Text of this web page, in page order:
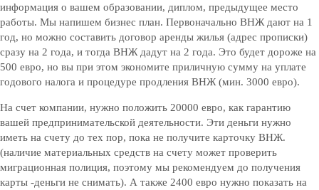
информация о вашем образовании, диплом, предыдущее место
работы. Мы напишем бизнес план. Первоначально ВНЖ дают на 1
год, но можно составить договор аренды жилья (адрес прописки)
сразу на 2 года, и тогда ВНЖ дадут на 2 года. Это будет дороже на
500 евро, но вы при этом экономите приличную сумму на уплате
годового налога и процедуре продления ВНЖ (мин. 3000 евро).
На счет компании, нужно положить 20000 евро, как гарантию
вашей предпринимательской деятельности. Эти деньги нужно
иметь на счету до тех пор, пока не получите карточку ВНЖ.
(наличие материальных средств на счету может проверить
миграционная полиция, поэтому мы рекомендуем до получения
карты -деньги не снимать). А также 2400 евро нужно показать на